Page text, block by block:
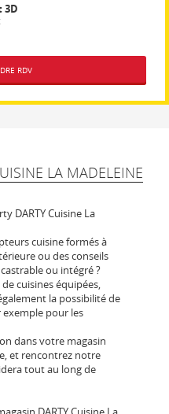
3D
RDV
LA MADELEINE
DARTY Cuisine La
cuisine formés à
ou des conseils
ou intégré ?
cuisines équipées,
la possibilité de
pour les
dans votre magasin
et rencontrez notre
tout au long de